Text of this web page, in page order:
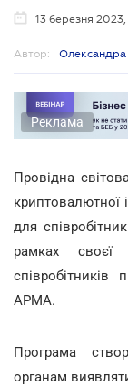
13 березня
Автор: Олександра
Реклама
Провідна
криптовалютної
для
рамках своєї
співробітників
АРМА.
Програма
органам